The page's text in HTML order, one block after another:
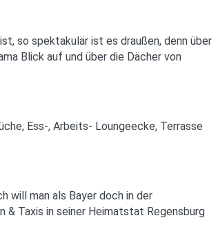
so spektakulär ist es draußen, denn über
Blick auf und über die Dächer von
Ess-, Arbeits- Loungeecke, Terrasse
will man als Bayer doch in der
& Taxis in seiner Heimatstat Regensburg